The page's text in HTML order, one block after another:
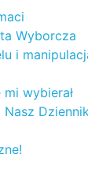
Wyborcza
i
wybierał